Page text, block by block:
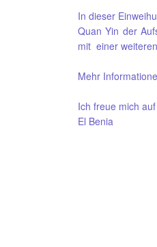
In dieser
Quan Yin der
mit einer
Mehr
Ich freue mich
El Benia